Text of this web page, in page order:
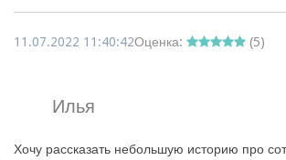
11.07.2022 11:40:42Оценка: (5)
Илья
Хочу рассказать небольшую историю про